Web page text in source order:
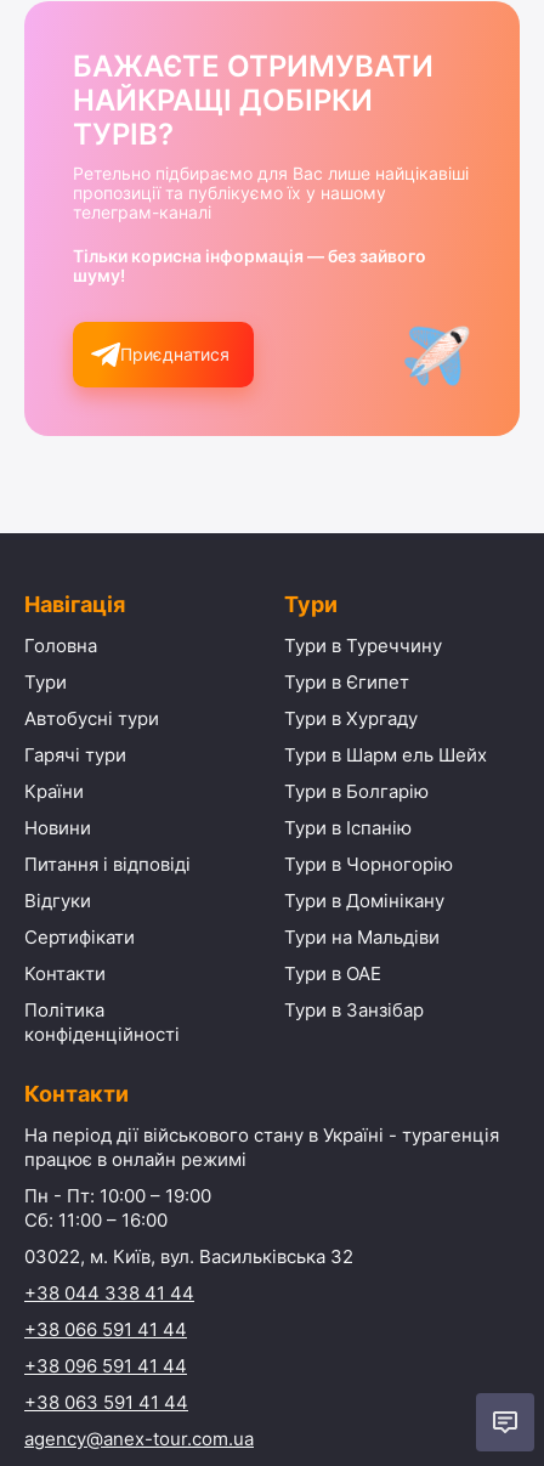
БАЖАЄТЕ ОТРИМУВАТИ
НАЙКРАЩІ ДОБІРКИ
ТУРІВ?
Ретельно підбираємо для Вас лише найцікавіші
пропозиції та публікуємо їх у нашому
телеграм-каналі
Тільки корисна інформація — без зайвого
шуму!
Приєднатися
Навігація
Головна
Тури
Автобусні тури
Гарячі тури
Країни
Новини
Питання і відповіді
Відгуки
Сертифікати
Контакти
Політика
конфіденційності
Тури
Тури в Туреччину
Тури в Єгипет
Тури в Хургаду
Тури в Шарм ель Шейх
Тури в Болгарію
Тури в Іспанію
Тури в Чорногорію
Тури в Домінікану
Тури на Мальдіви
Тури в ОАЕ
Тури в Занзібар
Контакти
На період дії військового стану в Україні - турагенція
працює в онлайн режимі
Пн - Пт: 10:00 – 19:00
Сб: 11:00 – 16:00
03022, м. Київ, вул. Васильківська 32
+38 044 338 41 44
+38 066 591 41 44
+38 096 591 41 44
+38 063 591 41 44
agency@anex-tour.com.ua